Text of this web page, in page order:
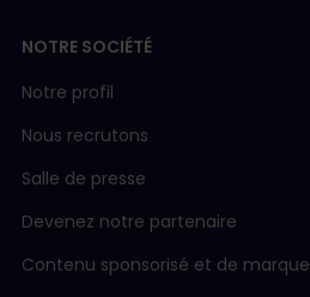
NOTRE SOCIÉTÉ
Notre profil
Nous recrutons
Salle de presse
Devenez notre partenaire
Contenu sponsorisé et de marque